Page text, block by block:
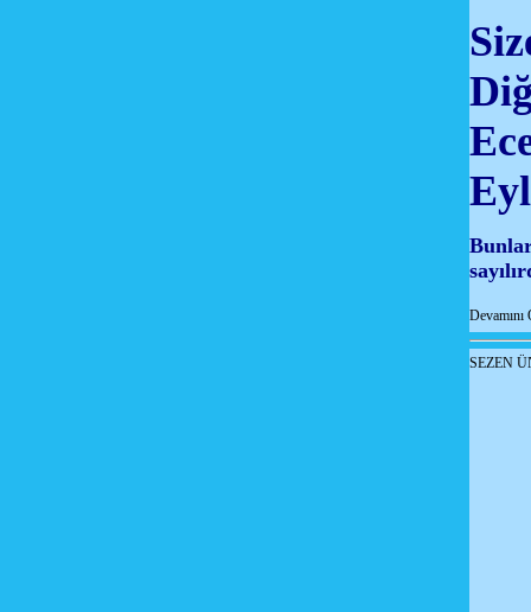
Devamını
SEZEN